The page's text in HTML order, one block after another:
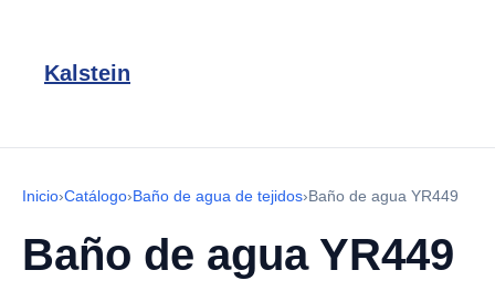
Kalstein
Inicio›Catálogo›Baño de agua de tejidos›Baño de agua YR449
Baño de agua YR449